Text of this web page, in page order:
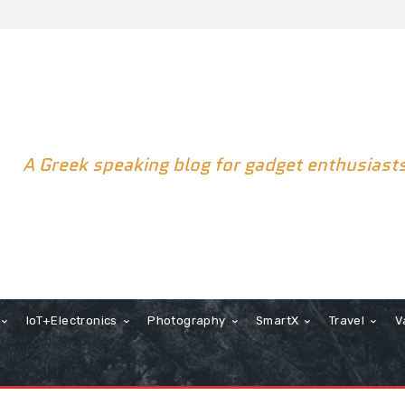
A Greek speaking blog for gadget
IoT+Electronics Photography SmartX Travel